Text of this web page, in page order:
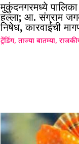
मुकुंदनगरमध्ये पालिका
हल्ला; आ. संग्राम
निषेध, कारवाईची
ट्रेंडिंग,ताज्या बातम्या,